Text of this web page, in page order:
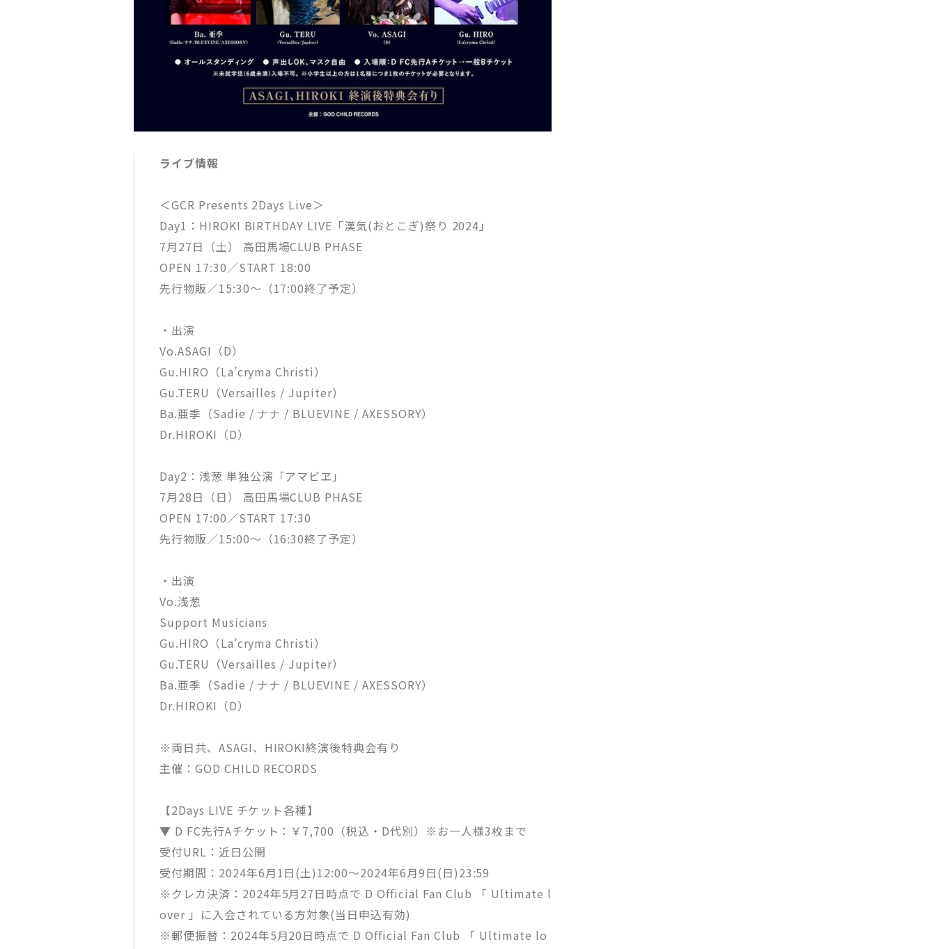
ライブ情報
＜GCR Presents 2Days Live＞
Day1：HIROKI BIRTHDAY LIVE「漢気(おとこぎ)祭り 2024」
7月27日（土） 高田馬場CLUB PHASE
OPEN 17:30／START 18:00
先行物販／15:30～（17:00終了予定）
・出演
Vo.ASAGI（D）
Gu.HIRO（La’cryma Christi）
Gu.TERU（Versailles / Jupiter）
Ba.亜季（Sadie / ナナ / BLUEVINE / AXESSORY）
Dr.HIROKI（D）
Day2：浅葱 単独公演「アマビヱ」
7月28日（日） 高田馬場CLUB PHASE
OPEN 17:00／START 17:30
先行物販／15:00～（16:30終了予定）
・出演
Vo.浅葱
Support Musicians
Gu.HIRO（La’cryma Christi）
Gu.TERU（Versailles / Jupiter）
Ba.亜季（Sadie / ナナ / BLUEVINE / AXESSORY）
Dr.HIROKI（D）
※両日共、ASAGI、HIROKI終演後特典会有り
主催：GOD CHILD RECORDS
【2Days LIVE チケット各種】
▼ D FC先行Aチケット：￥7,700（税込・D代別）※お一人様3枚まで
受付URL：近日公開
受付期間：2024年6月1日(土)12:00～2024年6月9日(日)23:59
※クレカ決済：2024年5月27日時点で D Official Fan Club 「 Ultimate l
over 」に入会されている方対象(当日申込有効)
※郵便振替：2024年5月20日時点で D Official Fan Club 「 Ultimate lo